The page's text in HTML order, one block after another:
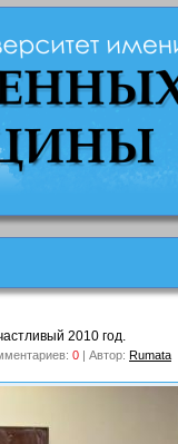
2010 год.
0 | Автор: Rumata